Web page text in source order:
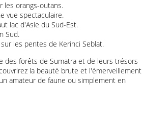
les orangs-outans.
vue spectaculaire.
lac d'Asie du Sud-Est.
Sud.
les pentes de Kerinci Seblat.
des forêts de Sumatra et de leurs trésors
la beauté brute et l'émerveillement
amateur de faune ou simplement en